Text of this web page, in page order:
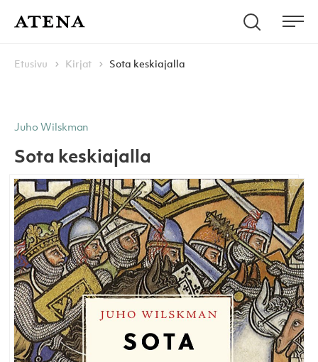
Atena Kustannus Hae
Navigoi
Etusivu
Kirjat Sota keskiajalla
Juho Wilskman
Sota keskiajalla